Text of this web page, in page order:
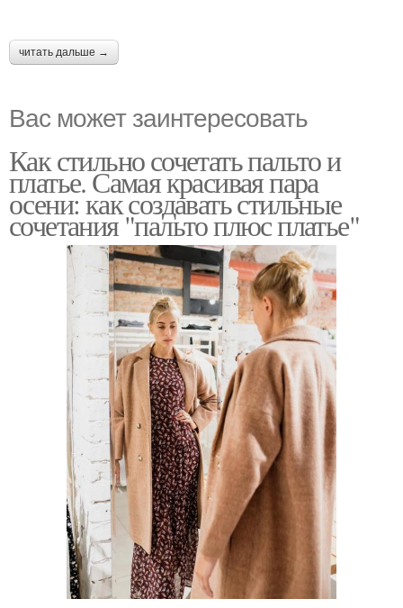
читать дальше →
Вас может заинтересовать
Как стильно сочетать пальто и
платье. Самая красивая пара
осени: как создавать стильные
сочетания "пальто плюс платье"